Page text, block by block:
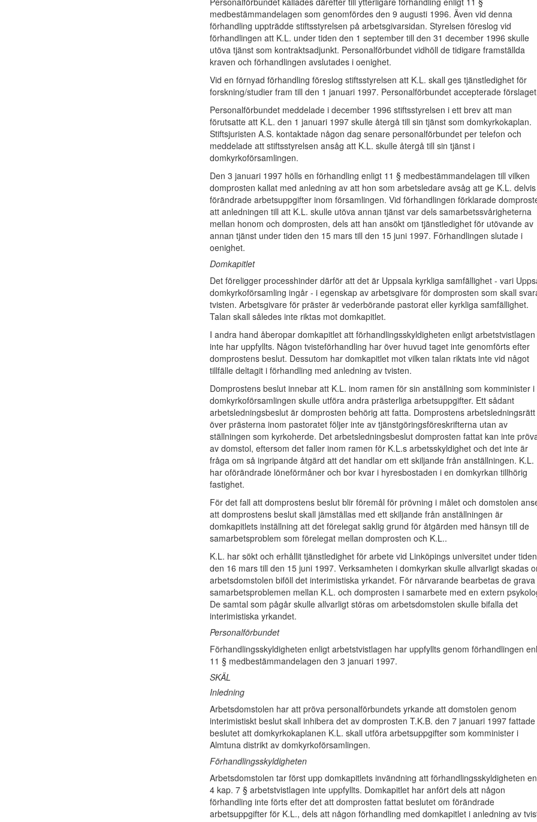
medbestämmandelagen som genomfördes den 9 augusti 1996. Även vid denna
förhandling uppträdde stiftsstyrelsen på arbetsgivarsidan. Styrelsen föreslog vid
förhandlingen att K.L. under tiden den 1 september till den 31 december 1996 skulle
utöva tjänst som kontraktsadjunkt. Personalförbundet vidhöll de tidigare framställda
kraven och förhandlingen avslutades i oenighet.
Vid en förnyad förhandling föreslog stiftsstyrelsen att K.L. skall ges tjänstledighet för
forskning/studier fram till den 1 januari 1997. Personalförbundet accepterade
Personalförbundet meddelade i december 1996 stiftsstyrelsen i ett brev att man
förutsatte att K.L. den 1 januari 1997 skulle återgå till sin tjänst som domkyrkokaplan.
Stiftsjuristen A.S. kontaktade någon dag senare personalförbundet per telefon och
meddelade att stiftsstyrelsen ansåg att K.L. skulle återgå till sin tjänst i
domkyrkoförsamlingen.
Den 3 januari 1997 hölls en förhandling enligt 11 § medbestämmandelagen till vilken
domprosten kallat med anledning av att hon som arbetsledare avsåg att ge K.L. delvis
förändrade arbetsuppgifter inom församlingen. Vid förhandlingen förklarade
att anledningen till att K.L. skulle utöva annan tjänst var dels samarbetssvårigheterna
mellan honom och domprosten, dels att han ansökt om tjänstledighet för utövande av
annan tjänst under tiden den 15 mars till den 15 juni 1997. Förhandlingen slutade i
oenighet.
Domkapitlet
Det föreligger processhinder därför att det är Uppsala kyrkliga samfällighet - vari
domkyrkoförsamling ingår - i egenskap av arbetsgivare för domprosten som skall
tvisten. Arbetsgivare för präster är vederbörande pastorat eller kyrkliga samfällighet.
Talan skall således inte riktas mot domkapitlet.
I andra hand åberopar domkapitlet att förhandlingsskyldigheten enligt arbetstvistlagen
inte har uppfyllts. Någon tvisteförhandling har över huvud taget inte genomförts efter
domprostens beslut. Dessutom har domkapitlet mot vilken talan riktats inte vid något
tillfälle deltagit i förhandling med anledning av tvisten.
Domprostens beslut innebar att K.L. inom ramen för sin anställning som komminister i
domkyrkoförsamlingen skulle utföra andra prästerliga arbetsuppgifter. Ett sådant
arbetsledningsbeslut är domprosten behörig att fatta. Domprostens arbetsledningsrätt
över prästerna inom pastoratet följer inte av tjänstgöringsföreskrifterna utan av
ställningen som kyrkoherde. Det arbetsledningsbeslut domprosten fattat kan inte
av domstol, eftersom det faller inom ramen för K.L.s arbetsskyldighet och det inte är
fråga om så ingripande åtgärd att det handlar om ett skiljande från anställningen. K.L.
har oförändrade löneförmåner och bor kvar i hyresbostaden i en domkyrkan tillhörig
fastighet.
För det fall att domprostens beslut blir föremål för prövning i målet och domstolen
att domprostens beslut skall jämställas med ett skiljande från anställningen är
domkapitlets inställning att det förelegat saklig grund för åtgärden med hänsyn till de
samarbetsproblem som förelegat mellan domprosten och K.L..
K.L. har sökt och erhållit tjänstledighet för arbete vid Linköpings universitet under tiden
den 16 mars till den 15 juni 1997. Verksamheten i domkyrkan skulle allvarligt skadas
arbetsdomstolen biföll det interimistiska yrkandet. För närvarande bearbetas de grava
samarbetsproblemen mellan K.L. och domprosten i samarbete med en extern
De samtal som pågår skulle allvarligt störas om arbetsdomstolen skulle bifalla det
interimistiska yrkandet.
Personalförbundet
Förhandlingsskyldigheten enligt arbetstvistlagen har uppfyllts genom förhandlingen
11 § medbestämmandelagen den 3 januari 1997.
SKÄL
Inledning
Arbetsdomstolen har att pröva personalförbundets yrkande att domstolen genom
interimistiskt beslut skall inhibera det av domprosten T.K.B. den 7 januari 1997 fattade
beslutet att domkyrkokaplanen K.L. skall utföra arbetsuppgifter som komminister i
Almtuna distrikt av domkyrkoförsamlingen.
Förhandlingsskyldigheten
Arbetsdomstolen tar först upp domkapitlets invändning att förhandlingsskyldigheten
4 kap. 7 § arbetstvistlagen inte uppfyllts. Domkapitlet har anfört dels att någon
förhandling inte förts efter det att domprosten fattat beslutet om förändrade
arbetsuppgifter för K.L., dels att någon förhandling med domkapitlet i anledning av